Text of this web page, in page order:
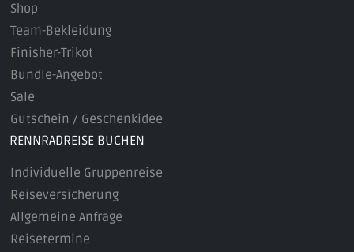
Shop
Team-Bekleidung
Finisher-Trikot
Bundle-Angebot
Sale
Gutschein / Geschenkidee
RENNRADREISE BUCHEN
Individuelle Gruppenreise
Reiseversicherung
Allgemeine Anfrage
Reisetermine